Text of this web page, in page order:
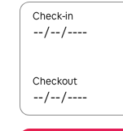
Check-in
Checkout